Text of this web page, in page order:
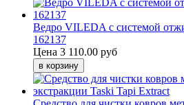
Ведро VILEDA с системой
162137
Цена 3 110.00 руб